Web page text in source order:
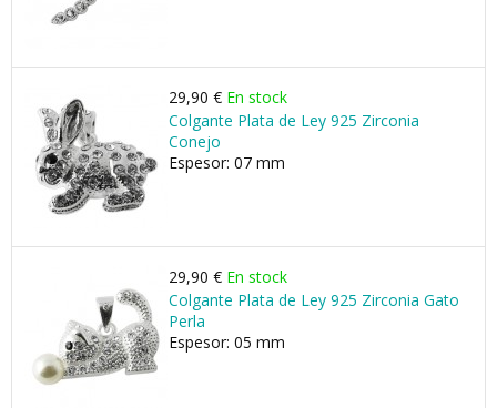
29,90 € En stock
Colgante Plata de Ley 925 Zirconia
Conejo
Espesor: 07 mm
29,90 € En stock
Colgante Plata de Ley 925 Zirconia Gato
Perla
Espesor: 05 mm